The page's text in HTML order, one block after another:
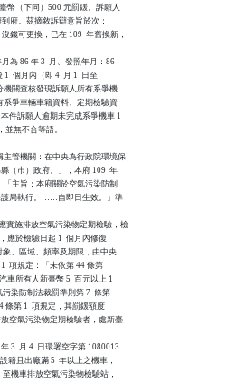
幣（下同）500 元罰鍰。訴願人
府。茲摘敘訴辯意旨於次：
錢可更換，已在 109  年舊換新，
為 86 年 3  月、發照年月：86
個月內（即 4  月 1  日至
機關查核發現訴願人所有系爭機
系爭車輛車籍資料、定期檢驗資
件訴願人逾期未完成系爭機車 1
並無不合等語。
主管機關：在中央為行政院環境保
（巿）政府。」，本府 109  年
「主旨：本府關於空氣污染防制
護局執行。……自即日生效。」準
實施排放空氣污染物定期檢驗，檢
應於檢驗日起 1  個月內修復
象、區域、頻率及期限，由中央
1  項規定：「未依第 44 條第
車所有人新臺幣 5  百元以上 1
污染防制法裁罰準則第 7  條第
條第 1  項規定，其罰鍰額度
放空氣污染物定期檢驗者，處新臺
3  月 4  日環署空字第 1080013
籍且出廠滿 5  年以上之機車，
至機車排放空氣污染物檢驗站，